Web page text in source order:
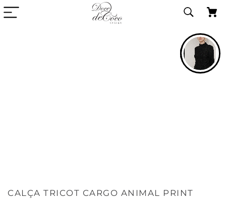
VIDEO DA PECA
CALÇA TRICOT CARGO ANIMAL PRINT